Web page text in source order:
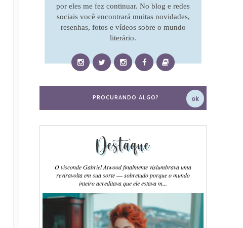
por eles me fez continuar. No blog e redes
sociais você encontrará muitas novidades,
resenhas, fotos e vídeos sobre o mundo
literário.
Destaque
O visconde Gabriel Atwood finalmente vislumbrava uma
reviravolta em sua sorte ― sobretudo porque o mundo
inteiro acreditava que ele estava m...